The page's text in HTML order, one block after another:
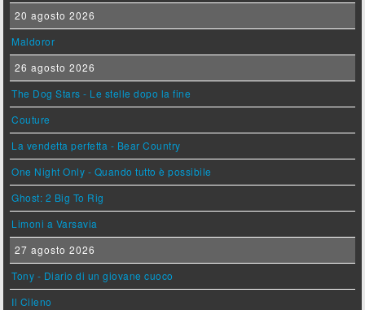
20 agosto 2026
Maldoror
26 agosto 2026
The Dog Stars - Le stelle dopo la fine
Couture
La vendetta perfetta - Bear Country
One Night Only - Quando tutto è possibile
Ghost: 2 Big To Rig
Limoni a Varsavia
27 agosto 2026
Tony - Diario di un giovane cuoco
Il Cileno